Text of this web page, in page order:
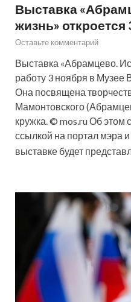
Выставка
жизнь»
Оставьте комментарий
Выставка «Абрамцево.
работу 3 ноября в Музее
Она посвящена
Мамонтовского
кружка. © mos.ru Об
ссылкой на портал мэра
выставке будет